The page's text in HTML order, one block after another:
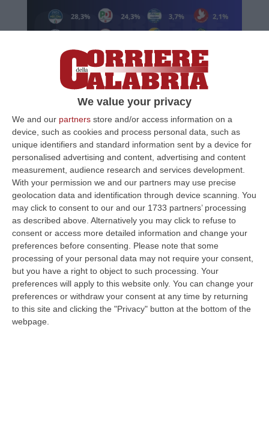
We value your privacy
We and our partners store and/or access information on a
device, such as cookies and process personal data, such as
unique identifiers and standard information sent by a device for
personalised advertising and content, advertising and content
measurement, audience research and services development.
With your permission we and our partners may use precise
geolocation data and identification through device scanning. You
may click to consent to our and our 1733 partners’ processing
as described above. Alternatively you may click to refuse to
consent or access more detailed information and change your
preferences before consenting.
Please note that some
processing of your personal data may not require your consent,
but you have a right to object to such processing. Your
preferences will apply to this website only. You can change your
preferences or withdraw your consent at any time by returning
to this site and clicking the "Privacy" button at the bottom of the
webpage.
Europee, quarta proiezione: FdI in testa
con il 28,3% davanti a Pd e M5S – I DATI
I numeri diffusi da SWG per La7 danno il
Partito democratico al 24,3% mentre Forza
Italia si conferma davanti alla Lega. Male
Azione e Stati uniti d’…
Pubblicato il: 10/06/24 – 2:35